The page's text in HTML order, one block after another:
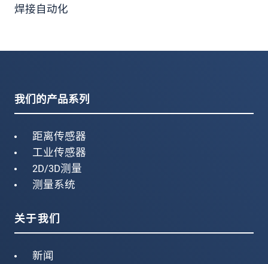
焊接自动化
我们的产品系列
距离传感器
工业传感器
2D/3D测量
测量系统
关于我们
新闻